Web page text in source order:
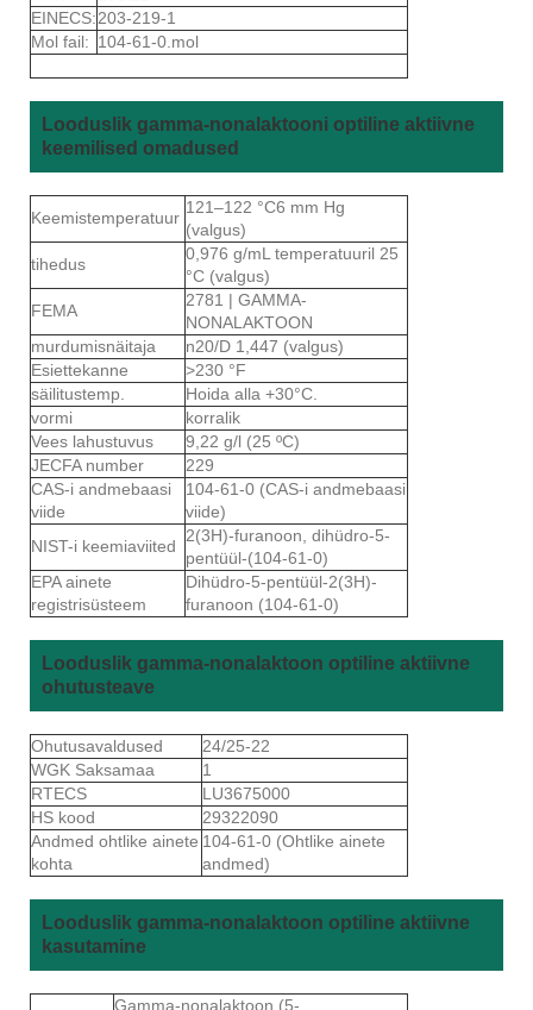
EINECS:203-219-1
Mol fail: 104-61-0.mol
Looduslik gamma-nonalaktooni optiline aktiivne
keemilised omadused
Keemistemperatuur
121–122 °C6 mm Hg
(valgus)
tihedus
0,976 g/mL temperatuuril 25
°C (valgus)
FEMA
2781 | GAMMA-
NONALAKTOON
murdumisnäitaja
n20/D 1,447 (valgus)
Esiettekanne
>230 °F
säilitustemp.
Hoida alla +30°C.
vormi
korralik
Vees lahustuvus
9,22 g/l (25 ºC)
JECFA number
229
CAS-i andmebaasi
viide
104-61-0 (CAS-i andmebaasi
viide)
NIST-i keemiaviited
2(3H)-furanoon, dihüdro-5-
pentüül-(104-61-0)
EPA ainete
registrisüsteem
Dihüdro-5-pentüül-2(3H)-
furanoon (104-61-0)
Looduslik gamma-nonalaktoon optiline aktiivne
ohutusteave
Ohutusavaldused
24/25-22
WGK Saksamaa
1
RTECS
LU3675000
HS kood
29322090
Andmed ohtlike ainete
kohta
104-61-0 (Ohtlike ainete
andmed)
Looduslik gamma-nonalaktoon optiline aktiivne
kasutamine
Gamma-nonalaktoon (5-